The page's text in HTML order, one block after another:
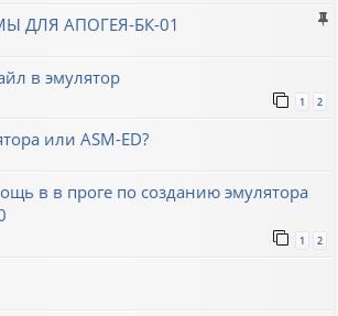
ДЛЯ АПОГЕЯ-БК-01
в эмулятор
1 2
или ASM-ED?
в в проге по созданию эмулятора
1 2